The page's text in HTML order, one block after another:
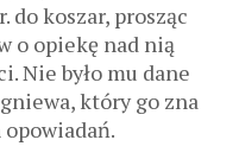
do koszar, prosząc
o opiekę nad nią
Nie było mu dane
który go zna